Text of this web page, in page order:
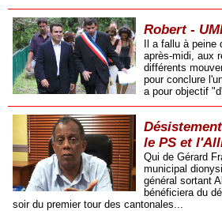
Robert -
Il a fallu à
après-midi, aux
différents
pour conclure
a pour objectif
le PS et
Qui de Gérard
municipal
général sortant
bénéficiera du
soir du premier tour des cantonales...